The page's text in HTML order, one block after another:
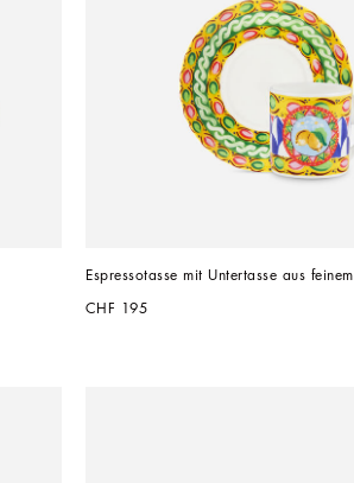
Espressotasse mit Untertasse aus
CHF 195